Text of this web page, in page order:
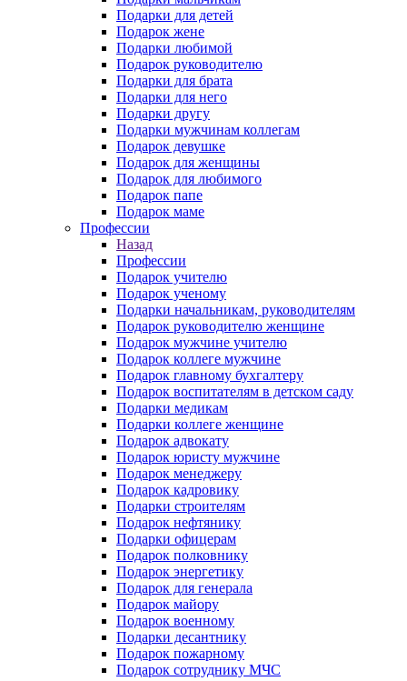
Подарки для детей
Подарок жене
Подарки любимой
Подарок руководителю
Подарки для брата
Подарки для него
Подарки другу
Подарки мужчинам коллегам
Подарок девушке
Подарок для женщины
Подарок для любимого
Подарок папе
Подарок маме
Профессии
Назад
Профессии
Подарок учителю
Подарок ученому
Подарки начальникам, руководителям
Подарок руководителю женщине
Подарок мужчине учителю
Подарок коллеге мужчине
Подарок главному бухгалтеру
Подарок воспитателям в детском саду
Подарки медикам
Подарки коллеге женщине
Подарок адвокату
Подарок юристу мужчине
Подарок менеджеру
Подарок кадровику
Подарки строителям
Подарок нефтянику
Подарки офицерам
Подарок полковнику
Подарок энергетику
Подарок для генерала
Подарок майору
Подарок военному
Подарки десантнику
Подарок пожарному
Подарок сотруднику МЧС